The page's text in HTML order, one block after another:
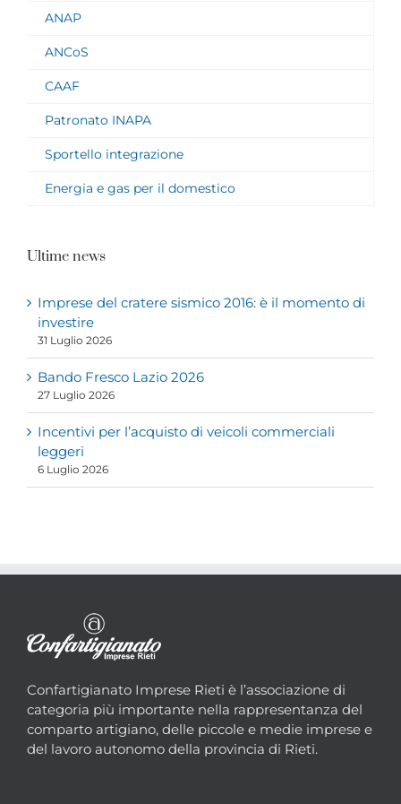
ANAP
ANCoS
CAAF
Patronato INAPA
Sportello integrazione
Energia e gas per il domestico
Ultime news
Imprese del cratere sismico 2016: è il momento di
investire
31 Luglio 2026
Bando Fresco Lazio 2026
27 Luglio 2026
Incentivi per l’acquisto di veicoli commerciali
leggeri
6 Luglio 2026
Confartigianato Imprese Rieti è l’associazione di
categoria più importante nella rappresentanza del
comparto artigiano, delle piccole e medie imprese e
del lavoro autonomo della provincia di Rieti.